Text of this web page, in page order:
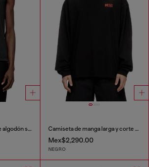
Camiseta de tirantes de algodón sin mangas con Oval D metálico Camiseta de manga larga y corte relajado con logotipo Biscotto
Mex$2,290.00
NEGRO